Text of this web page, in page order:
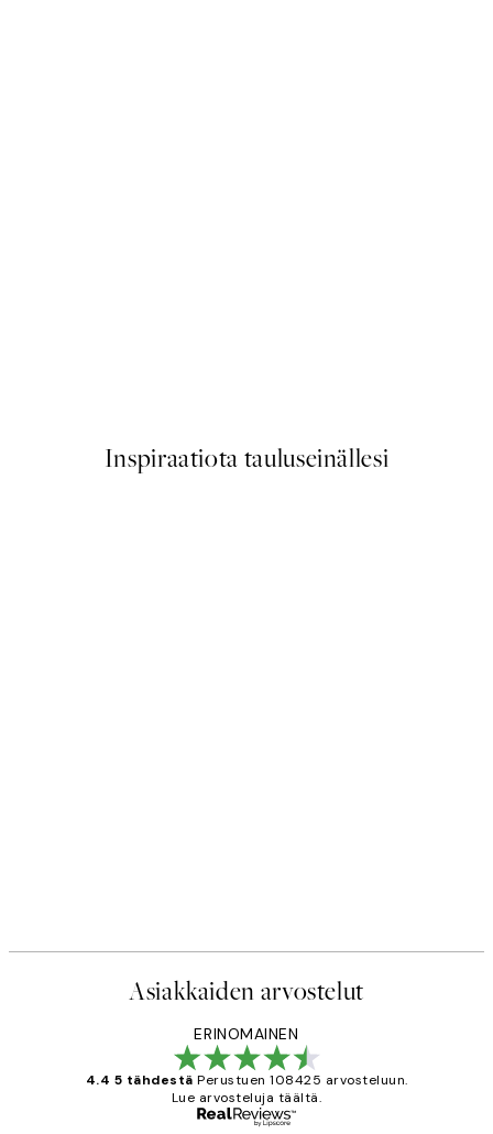
Inspiraatiota tauluseinällesi
Asiakkaiden arvostelut
ERINOMAINEN
4.4 5 tähdestä Perustuen 108425 arvosteluun.
Lue arvosteluja täältä.